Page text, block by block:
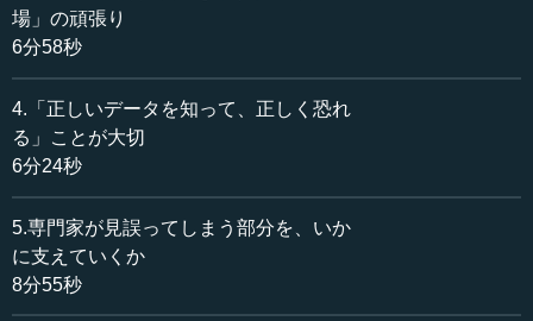
―― 先ほど、科学的な知識に基づいて政策を行っていく
ことが重要だというお話がありました。まさにこの問題
は、全く答えがわからないなかで進んでいかなければなら
ないものでした。そのため、今までの日本政府の対応につ
いても、小宮山先生からはいろいろな問題が見えているの
だと思います。こうした日本の政策決定の問題点というこ
とについて象徴的な事例があれば、ご指摘いただけません
でしょうか。
小宮山 日本では、学校の一斉閉鎖（臨時休校の要請）が
行われました。
場」の頑張り
6分58秒
4.「正しいデータを知って、正しく恐れ
る」ことが大切
6分24秒
5.専門家が見誤ってしまう部分を、いか
に支えていくか
8分55秒